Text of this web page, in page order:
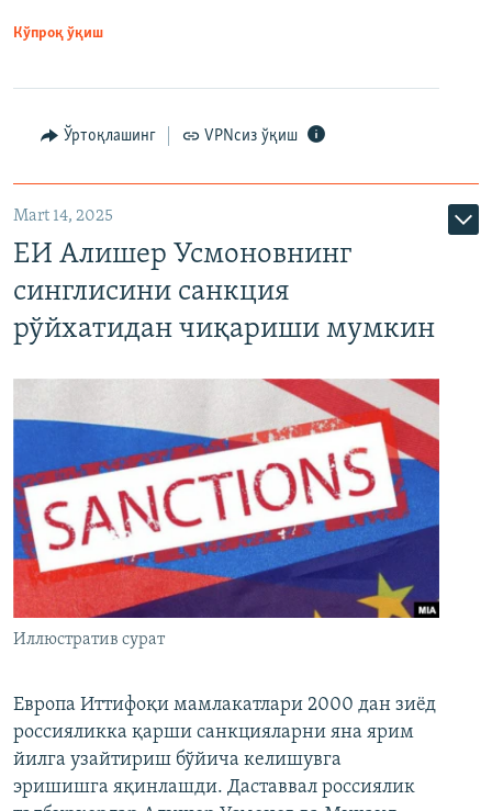
Кўпроқ ўқиш
Ўртоқлашинг VPNсиз ўқиш
Mart 14, 2025
ЕИ Алишер Усмоновнинг
синглисини санкция
рўйхатидан чиқариши мумкин
Иллюстратив сурат
Европа Иттифоқи мамлакатлари 2000 дан зиёд
россияликка қарши санкцияларни яна ярим
йилга узайтириш бўйича келишувга
эришишга яқинлашди. Даставвал россиялик